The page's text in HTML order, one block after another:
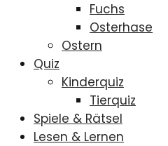
Fuchs
Osterhase
Ostern
Quiz
Kinderquiz
Tierquiz
Spiele & Rätsel
Lesen & Lernen